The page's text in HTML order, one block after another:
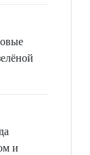
и